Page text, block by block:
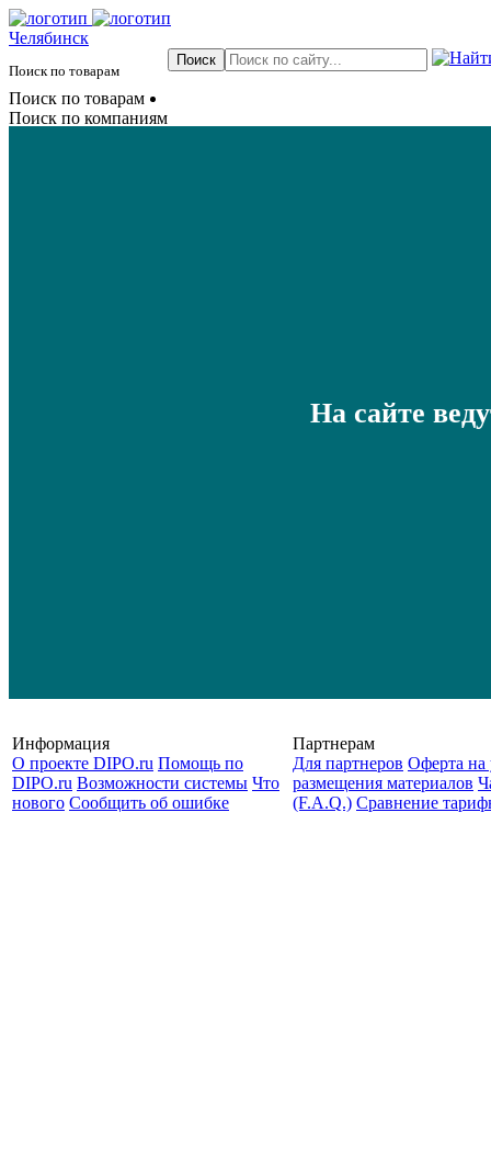
Челябинск
Поиск по товарам
Поиск по товарам
Поиск по компаниям
На сайте
Информация
О проекте DIPO.ru Помощь по
DIPO.ru Возможности системы Что
нового Сообщить об ошибке
Партнерам
Для партнеров Оферта на
размещения материалов
(F.A.Q.) Cравнение